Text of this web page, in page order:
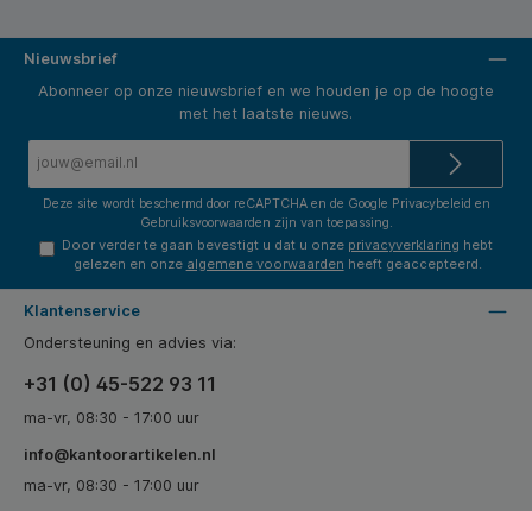
Nieuwsbrief
Abonneer op onze nieuwsbrief en we houden je op de hoogte
met het laatste nieuws.
Deze site wordt beschermd door reCAPTCHA en de Google Privacybeleid en
Gebruiksvoorwaarden zijn van toepassing.
Door verder te gaan bevestigt u dat u onze privacyverklaring hebt
gelezen en onze algemene voorwaarden heeft geaccepteerd.
Klantenservice
Ondersteuning en advies via:
+31 (0) 45-522 93 11
ma-vr, 08:30 - 17:00 uur
info@kantoorartikelen.nl
ma-vr, 08:30 - 17:00 uur